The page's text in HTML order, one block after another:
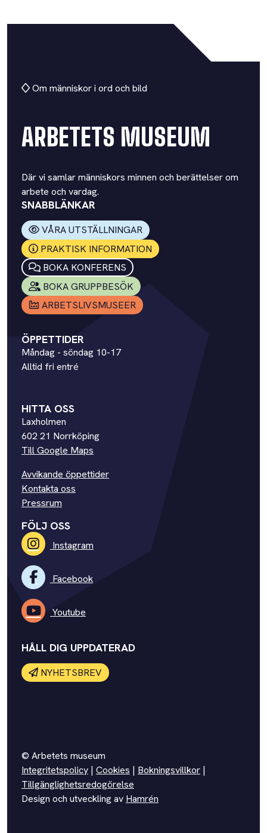
Om människor i ord och bild
ARBETETS MUSEUM
Där vi samlar människors minnen och berättelser om
arbete och vardag.
SNABBLÄNKAR
VÅRA UTSTÄLLNINGAR
PRAKTISK INFORMATION
BOKA KONFERENS
BOKA GRUPPBESÖK
ARBETSLIVSMUSEER
ÖPPETTIDER
Måndag - söndag 10-17
Alltid fri entré
HITTA OSS
Laxholmen
602 21 Norrköping
Till Google Maps
Avvikande öppettider
Kontakta oss
Pressrum
FÖLJ OSS
Instagram
Facebook
Youtube
HÅLL DIG UPPDATERAD
NYHETSBREV
© Arbetets museum
Integritetspolicy | Cookies | Bokningsvillkor |
Tillgänglighetsredogörelse
Design och utveckling av Hamrén